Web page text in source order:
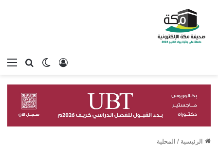
بحثالوضع
تسجيل الدخول
الرئيسية / المحلية